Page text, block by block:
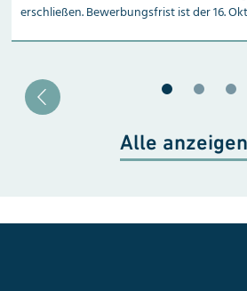
erschließen. Bewerbungsfrist ist der 16.
Alle anzeigen